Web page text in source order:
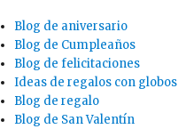
Blog de aniversario
Blog de Cumpleaños
Blog de felicitaciones
Ideas de regalos con globos
Blog de regalo
Blog de San Valentín